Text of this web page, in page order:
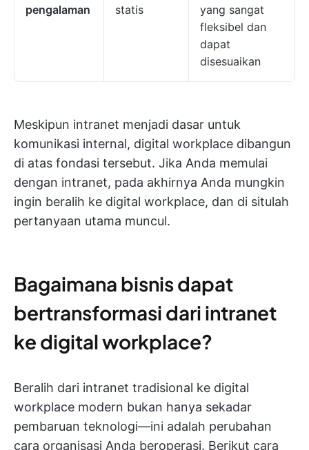
pengalaman
statis
yang sangat
fleksibel dan
dapat
disesuaikan
Meskipun intranet menjadi dasar untuk
komunikasi internal, digital workplace dibangun
di atas fondasi tersebut. Jika Anda memulai
dengan intranet, pada akhirnya Anda mungkin
ingin beralih ke digital workplace, dan di situlah
pertanyaan utama muncul.
Bagaimana bisnis dapat
bertransformasi dari intranet
ke digital workplace?
Beralih dari intranet tradisional ke digital
workplace modern bukan hanya sekadar
pembaruan teknologi—ini adalah perubahan
cara organisasi Anda beroperasi. Berikut cara